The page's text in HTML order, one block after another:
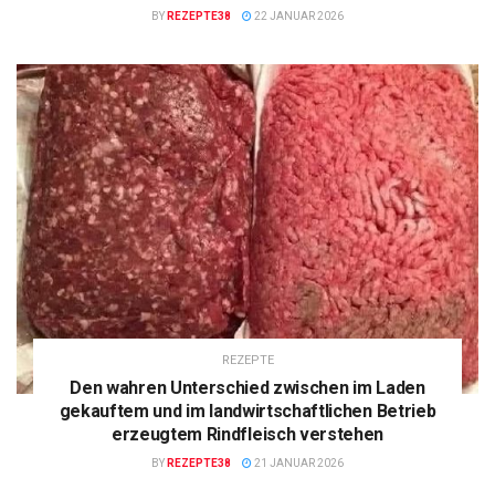
BY REZEPTE38 22 JANUAR 2026
REZEPTE
Den wahren Unterschied zwischen im Laden
gekauftem und im landwirtschaftlichen Betrieb
erzeugtem Rindfleisch verstehen
BY REZEPTE38 21 JANUAR 2026